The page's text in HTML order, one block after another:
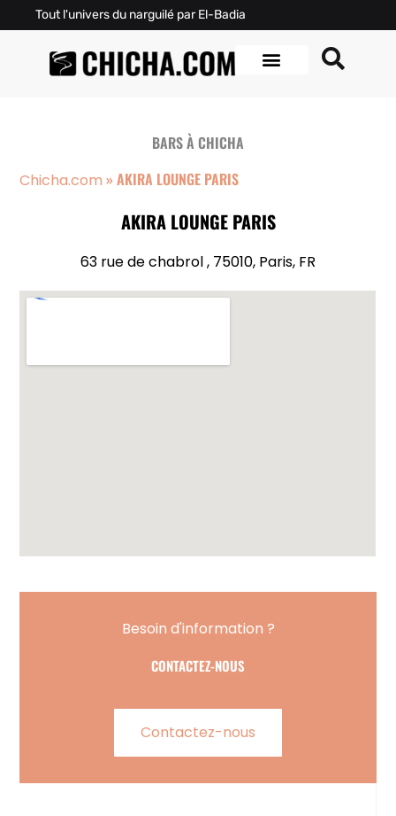
Tout l'univers du narguilé par El-Badia
BARS À CHICHA
Chicha.com »AKIRA LOUNGE PARIS
AKIRA LOUNGE PARIS
63 rue de chabrol , 75010, Paris, FR
Besoin d'information ?
CONTACTEZ-NOUS
Contactez-nous